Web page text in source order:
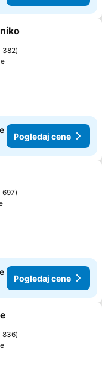
382
Pogledaj cene
697
Pogledaj cene
836